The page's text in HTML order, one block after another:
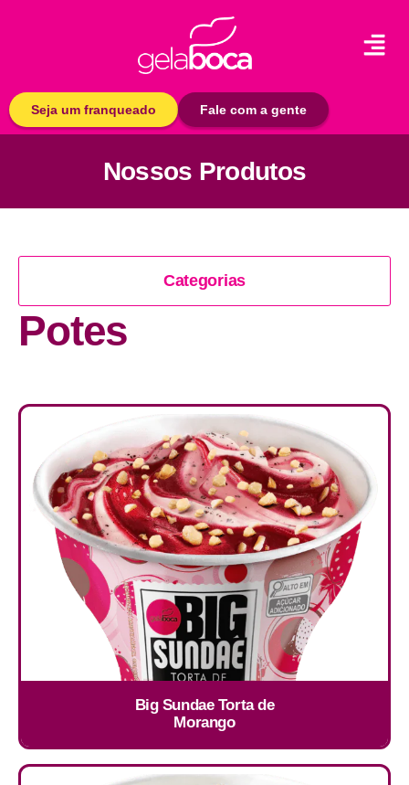
Seja um franqueado Fale com a gente
Nossos Produtos
Potes
Categorias
Big Sundae Torta de
Morango